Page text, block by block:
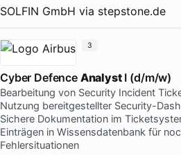
SOLFIN GmbH via stepstone.de
Cyber Defence AnalystI (d/m/w)
Bearbeitung von Security Incident
Nutzung bereitgestellter Security-
Sichere Dokumentation im
Einträgen in Wissensdatenbank für
Fehlersituationen
3